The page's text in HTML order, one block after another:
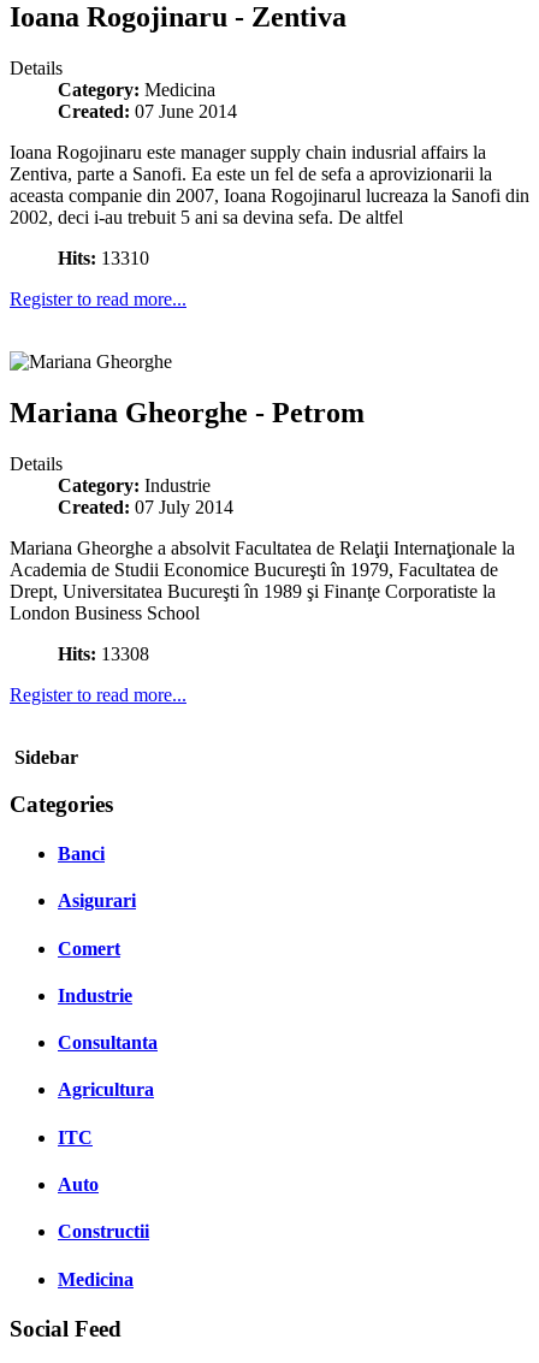
Ioana Rogojinaru - Zentiva
Details
Category: Medicina
Created: 07 June 2014
Ioana Rogojinaru este manager supply chain indusrial affairs la
Zentiva, parte a Sanofi. Ea este un fel de sefa a aprovizionarii la
aceasta companie din 2007, Ioana Rogojinarul lucreaza la Sanofi din
2002, deci i-au trebuit 5 ani sa devina sefa. De altfel
Hits: 13310
Register to read more...
Mariana Gheorghe - Petrom
Details
Category: Industrie
Created: 07 July 2014
Mariana Gheorghe a absolvit Facultatea de Relaţii Internaţionale la
Academia de Studii Economice Bucureşti în 1979, Facultatea de
Drept, Universitatea Bucureşti în 1989 şi Finanţe Corporatiste la
London Business School
Hits: 13308
Register to read more...
Sidebar
Categories
Banci
Asigurari
Comert
Industrie
Consultanta
Agricultura
ITC
Auto
Constructii
Medicina
Social Feed